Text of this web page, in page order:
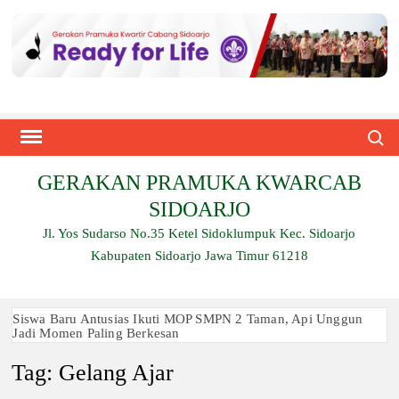
content
GERAKAN PRAMUKA KWARCAB
SIDOARJO
Jl. Yos Sudarso No.35 Ketel Sidoklumpuk Kec. Sidoarjo
Kabupaten Sidoarjo Jawa Timur 61218
Siswa Baru Antusias Ikuti MOP SMPN 2 Taman, Api Unggun
Jadi Momen Paling Berkesan
Berjalan 2 Kilometer hingga Taklukkan Beragam Ujian, Inilah
Tag: Gelang Ajar